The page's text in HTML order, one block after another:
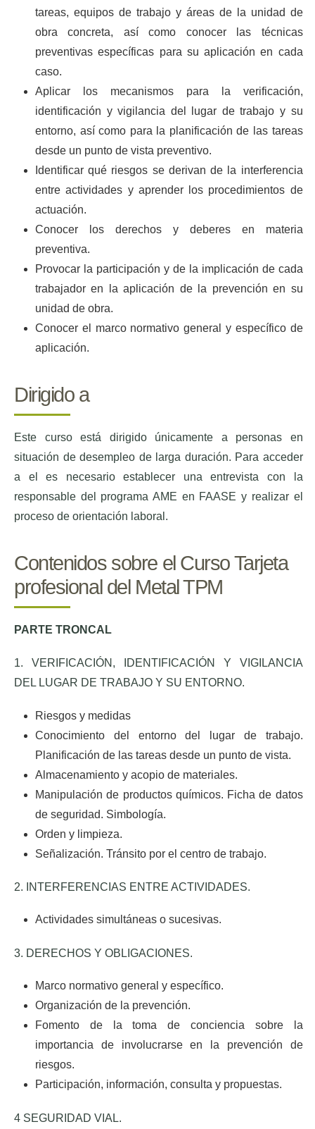
tareas, equipos de trabajo y áreas de la unidad de
obra concreta, así como conocer las técnicas
preventivas específicas para su aplicación en cada
caso.
Aplicar los mecanismos para la verificación,
identificación y vigilancia del lugar de trabajo y su
entorno, así como para la planificación de las tareas
desde un punto de vista preventivo.
Identificar qué riesgos se derivan de la interferencia
entre actividades y aprender los procedimientos de
actuación.
Conocer los derechos y deberes en materia
preventiva.
Provocar la participación y de la implicación de cada
trabajador en la aplicación de la prevención en su
unidad de obra.
Conocer el marco normativo general y específico de
aplicación.
Dirigido a
Este curso está dirigido únicamente a personas en
situación de desempleo de larga duración. Para acceder
a el es necesario establecer una entrevista con la
responsable del programa AME en FAASE y realizar el
proceso de orientación laboral.
Contenidos sobre el Curso Tarjeta
profesional del Metal TPM
PARTE TRONCAL
1. VERIFICACIÓN, IDENTIFICACIÓN Y VIGILANCIA
DEL LUGAR DE TRABAJO Y SU ENTORNO.
Riesgos y medidas
Conocimiento del entorno del lugar de trabajo.
Planificación de las tareas desde un punto de vista.
Almacenamiento y acopio de materiales.
Manipulación de productos químicos. Ficha de datos
de seguridad. Simbología.
Orden y limpieza.
Señalización. Tránsito por el centro de trabajo.
2. INTERFERENCIAS ENTRE ACTIVIDADES.
Actividades simultáneas o sucesivas.
3. DERECHOS Y OBLIGACIONES.
Marco normativo general y específico.
Organización de la prevención.
Fomento de la toma de conciencia sobre la
importancia de involucrarse en la prevención de
riesgos.
Participación, información, consulta y propuestas.
4 SEGURIDAD VIAL.